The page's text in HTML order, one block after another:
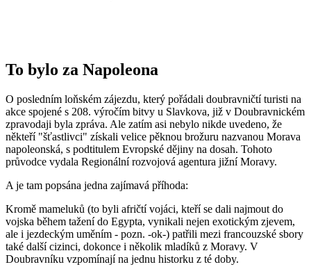
To bylo za Napoleona
O posledním loňském zájezdu, který pořádali doubravničtí turisti na
akce spojené s 208. výročím bitvy u Slavkova, již v Doubravnickém
zpravodaji byla zpráva. Ale zatím asi nebylo nikde uvedeno, že
někteří "šťastlivci" získali velice pěknou brožuru nazvanou Morava
napoleonská, s podtitulem Evropské dějiny na dosah. Tohoto
průvodce vydala Regionální rozvojová agentura jižní Moravy.
A je tam popsána jedna zajímavá příhoda:
Kromě mameluků (to byli afričtí vojáci, kteří se dali najmout do
vojska během tažení do Egypta, vynikali nejen exotickým zjevem,
ale i jezdeckým uměním - pozn. -ok-) patřili mezi francouzské sbory
také další cizinci, dokonce i několik mladíků z Moravy. V
Doubravníku vzpomínají na jednu historku z té doby.